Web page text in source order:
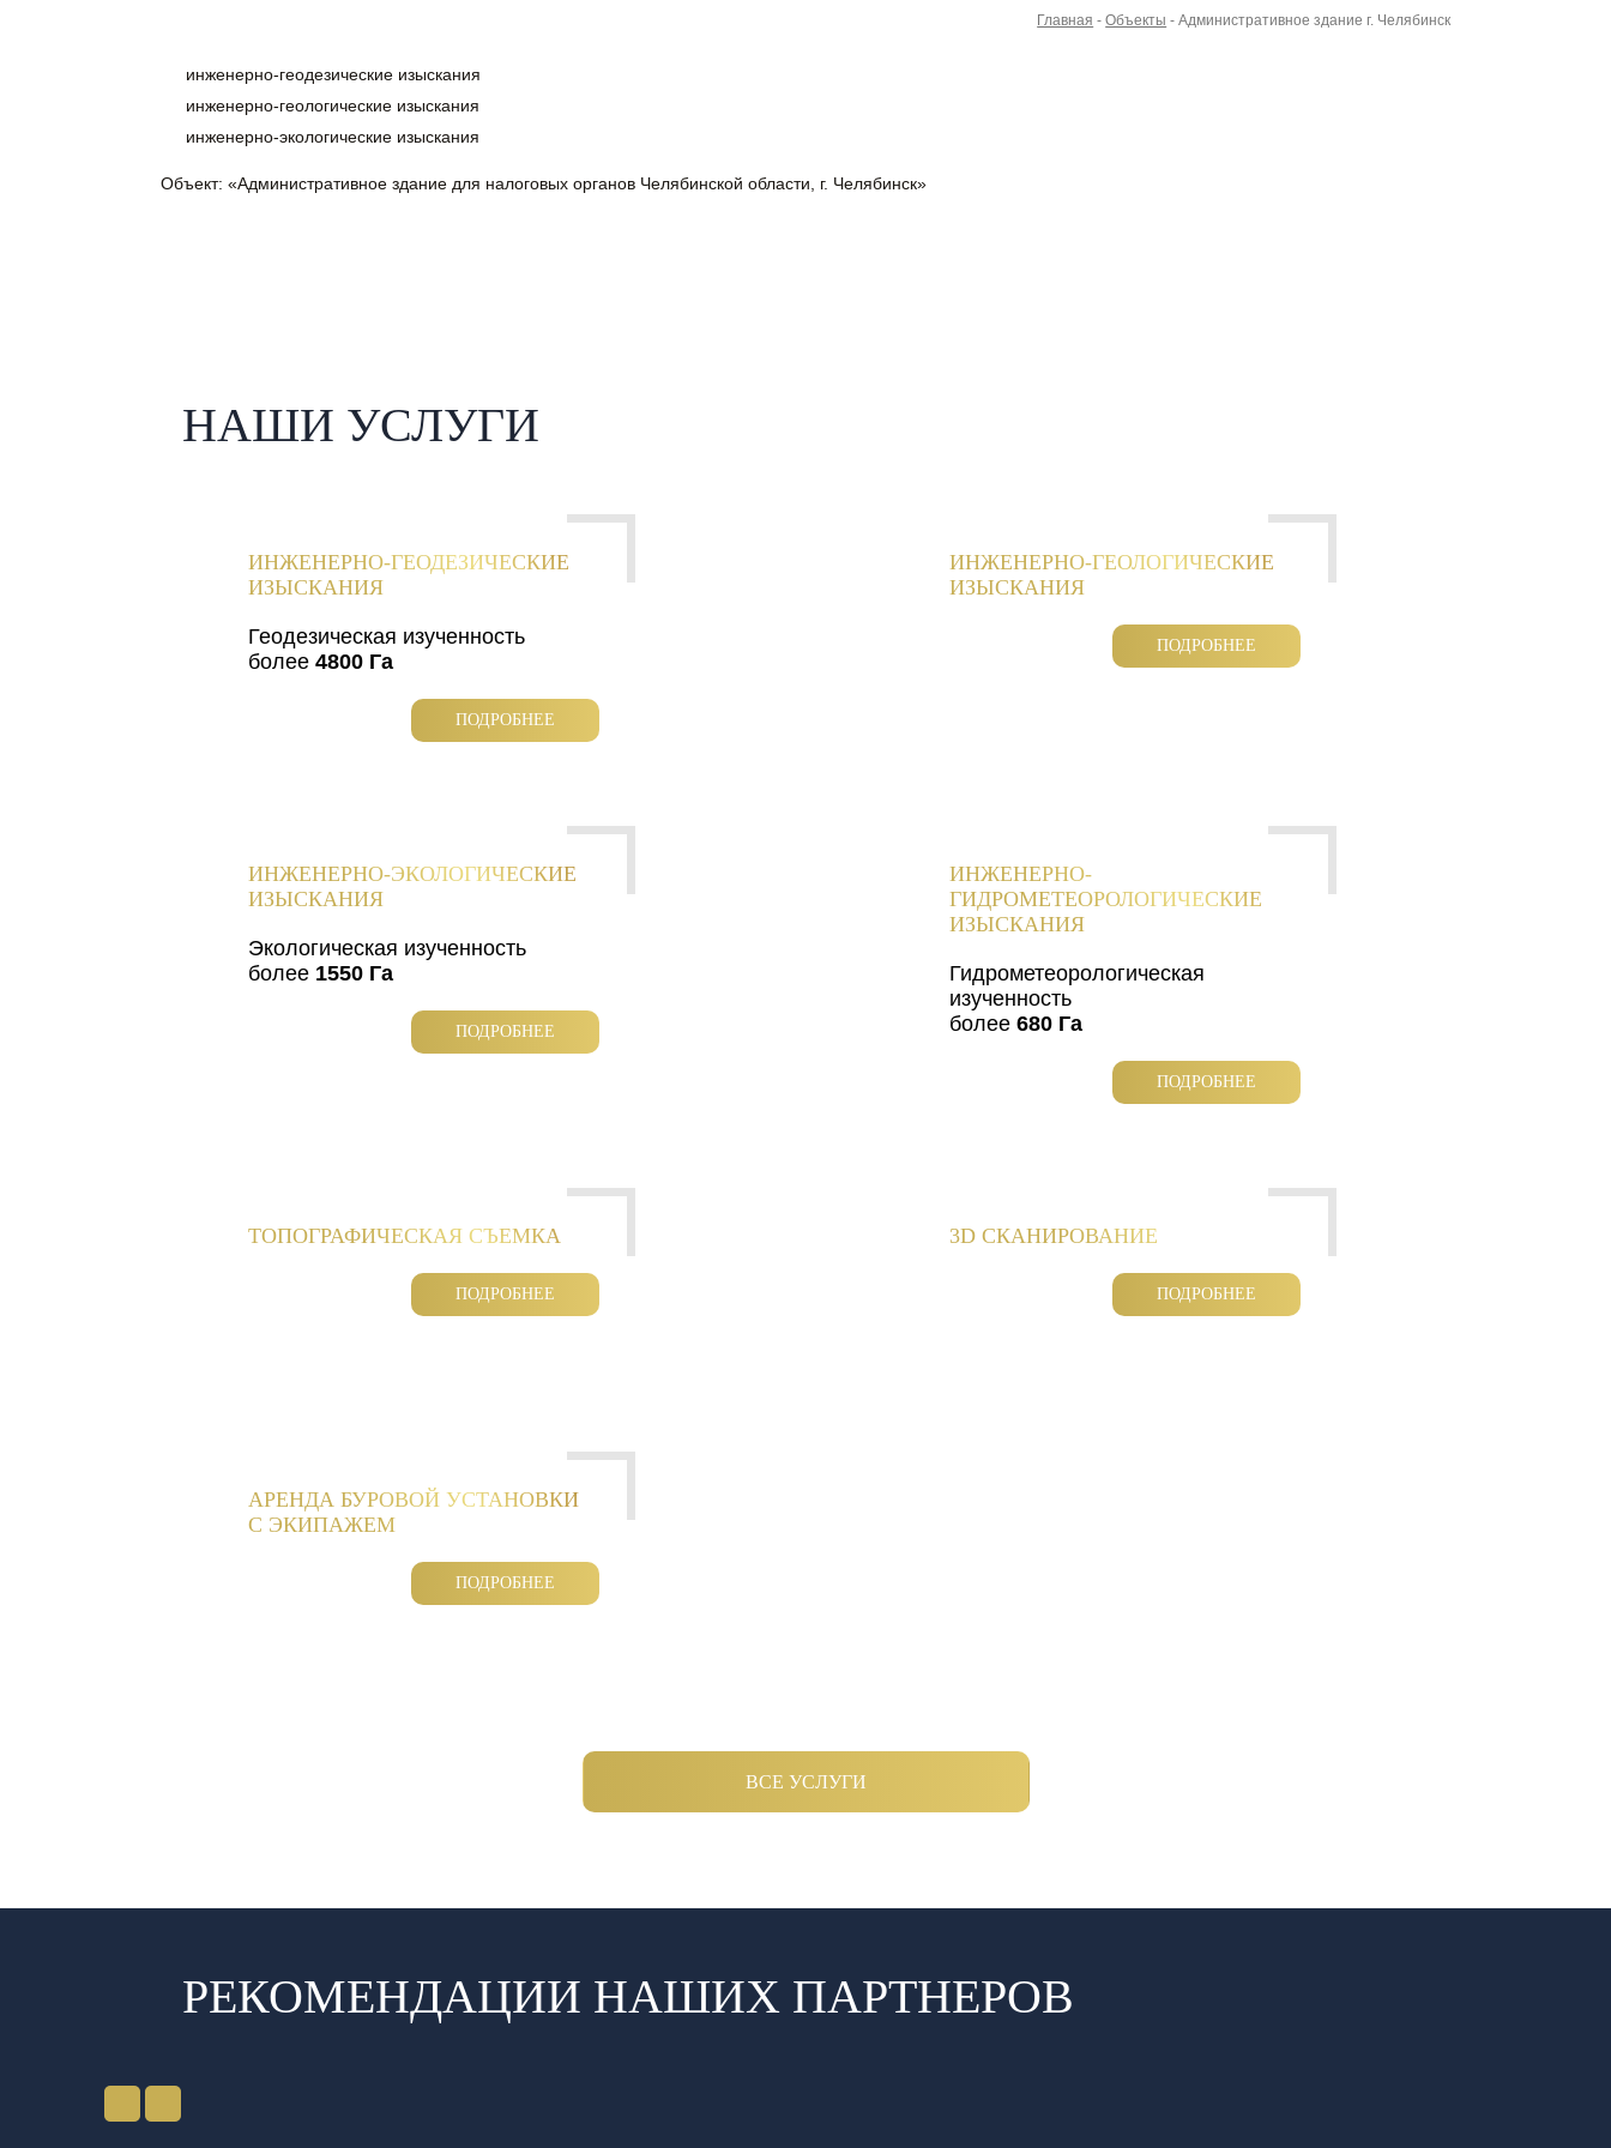
Главная -Объекты -Административное здание г. Челябинск
инженерно-геодезические изыскания
инженерно-геологические изыскания
инженерно-экологические изыскания
Объект: «Административное здание для налоговых органов Челябинской области, г. Челябинск»
НАШИ УСЛУГИ
ИНЖЕНЕРНО-ГЕОДЕЗИЧЕСКИЕ
ИЗЫСКАНИЯ
Геодезическая изученность
более 4800 Га
ПОДРОБНЕЕ
ИНЖЕНЕРНО-ГЕОЛОГИЧЕСКИЕ
ИЗЫСКАНИЯ
ПОДРОБНЕЕ
ИНЖЕНЕРНО-ЭКОЛОГИЧЕСКИЕ
ИЗЫСКАНИЯ
Экологическая изученность
более 1550 Га
ПОДРОБНЕЕ
ИНЖЕНЕРНО-
ГИДРОМЕТЕОРОЛОГИЧЕСКИЕ
ИЗЫСКАНИЯ
Гидрометеорологическая
изученность
более 680 Га
ПОДРОБНЕЕ
ТОПОГРАФИЧЕСКАЯ СЪЕМКА
ПОДРОБНЕЕ
3D СКАНИРОВАНИЕ
ПОДРОБНЕЕ
АРЕНДА БУРОВОЙ УСТАНОВКИ
С ЭКИПАЖЕМ
ПОДРОБНЕЕ
ВСЕ УСЛУГИ
РЕКОМЕНДАЦИИ НАШИХ ПАРТНЕРОВ